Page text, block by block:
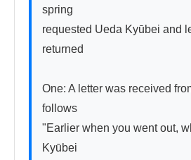
spring
requested Ueda Kyūbei and
returned
One: A letter was received
follows
"Earlier when you went out,
Kyūbei